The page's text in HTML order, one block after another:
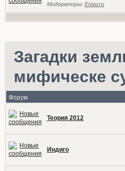
Модераторы: Entazru
Загадки
мифическе
Форум
Теория 2012
Индиго